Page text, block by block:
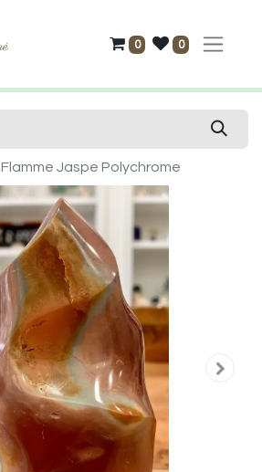
0 0
Flamme Jaspe Polychrome